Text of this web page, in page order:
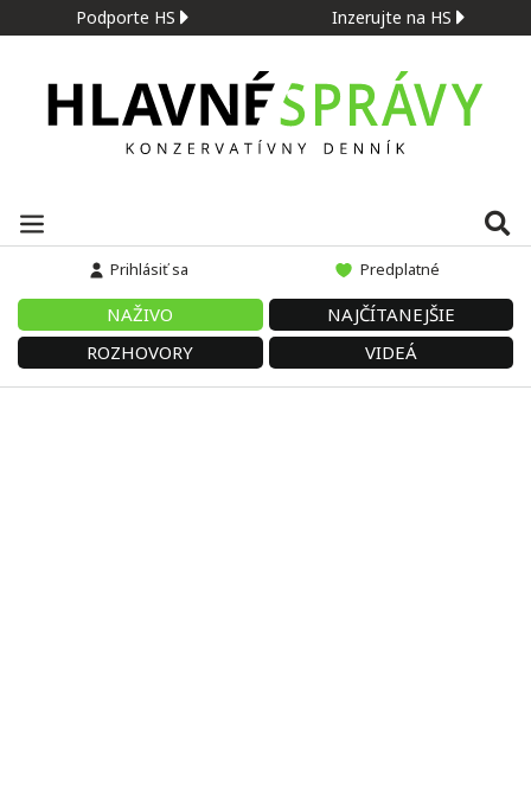
Podporte HS Inzerujte na HS
Prihlásiť sa Predplatné
NAŽIVO
NAJČÍTANEJŠIE
ROZHOVORY
VIDEÁ